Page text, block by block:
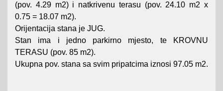
(pov. 4.29 m2) i natkrivenu terasu (pov. 24.10 m2 x
0.75 = 18.07 m2).
Orijentacija stana je JUG.
Stan ima i jedno parkirno mjesto, te KROVNU
TERASU (pov. 85 m2).
Ukupna pov. stana sa svim pripatcima iznosi 97.05 m2.